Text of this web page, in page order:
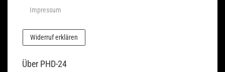
Impressum
Widerruf erklären
Über PHD-24